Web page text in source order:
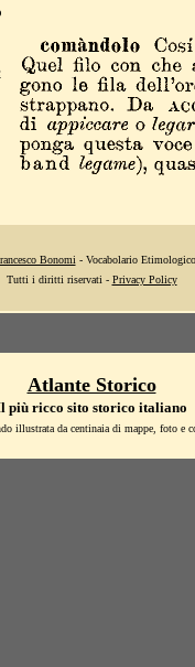
Bonomi - Vocabolario
Tutti i diritti riservati - Privacy Policy
Atlante Storico
più ricco sito storico italiano
illustrata da centinaia di mappe, foto e